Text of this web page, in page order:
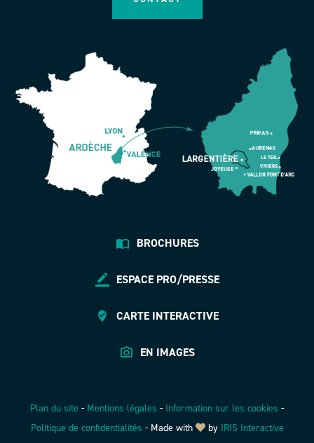
BROCHURES
ESPACE PRO/PRESSE
CARTE INTERACTIVE
EN IMAGES
Plan du site - Mentions légales - Information sur les cookies -
Politique de confidentialités -Made with by IRIS Interactive